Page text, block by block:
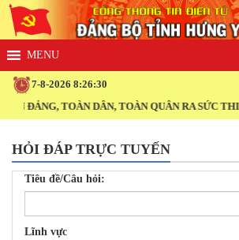
7-8-2026 8:26:31
ĐẢNG, TOÀN DÂN, TOÀN QUÂN RA SỨC
HỎI ĐÁP TRỰC TUYẾN
Tiêu đề/Câu hỏi:
Lĩnh vực